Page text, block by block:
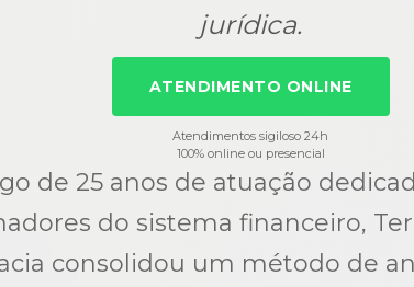
jurídica.
ATENDIMENTO ONLINE
Atendimentos sigiloso 24h
100% online ou presencial
de 25 anos de atuação
do sistema financeiro,
consolidou um método de